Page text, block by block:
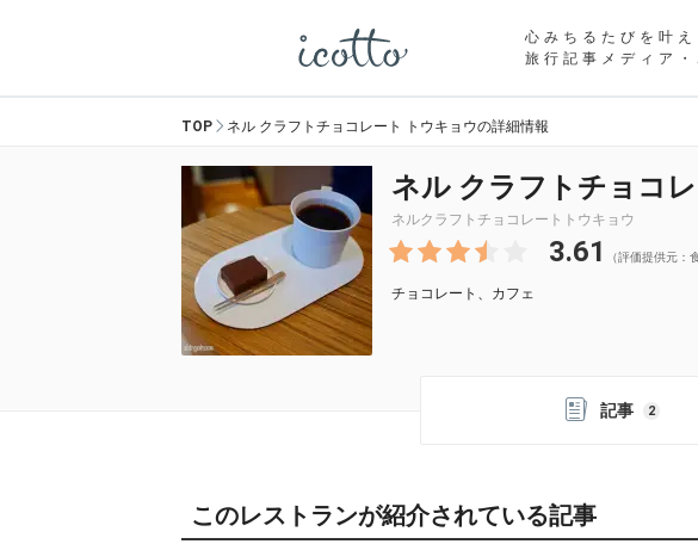
心みちるたびを叶え
旅行記事メディア
TOP ネル クラフトチョコレート トウキョウの詳細情報
ネル クラフトチョコ
ネルクラフトチョコレートトウキョウ
3.61 （評価提供元：
チョコレート、カフェ
記事 2
このレストランが紹介されている記事